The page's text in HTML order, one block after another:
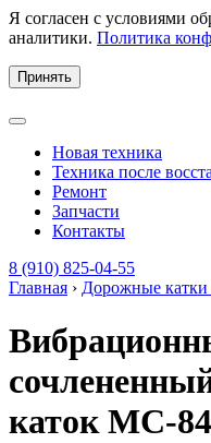
Я согласен с условиями
аналитики. Политика
Принять
Новая техника
Техника после
Ремонт
Запчасти
Контакты
8 (910) 825-04-55
Главная › Дорожные катки
каток МС-84